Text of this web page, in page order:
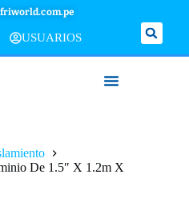
USUARIOS
De 1.5″ X 1.2m X